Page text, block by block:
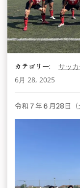
カテゴリー:
サッ
6月 28, 2025
令和７年６月28日